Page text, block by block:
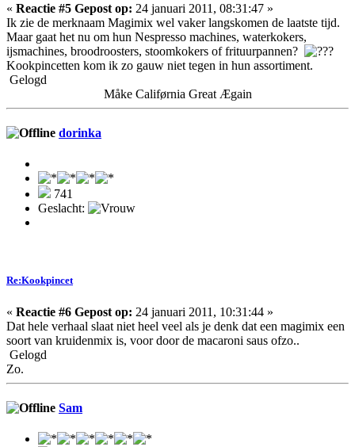
« Reactie #5 Gepost op: 24 januari 2011, 08:31:47 »
Ik zie de merknaam Magimix wel vaker langskomen de laatste tijd.
Maar gaat het nu om hun Nespresso machines, waterkokers,
ijsmachines, broodroosters, stoomkokers of frituurpannen?
Kookpincetten kom ik zo gauw niet tegen in hun assortiment.
Gelogd
Måke Califørnia Great Ægain
dorinka
741
Geslacht:
Re:Kookpincet
« Reactie #6 Gepost op: 24 januari 2011, 10:31:44 »
Dat hele verhaal slaat niet heel veel als je denk dat een magimix een
soort van kruidenmix is, voor door de macaroni saus ofzo..
Gelogd
Zo.
Sam